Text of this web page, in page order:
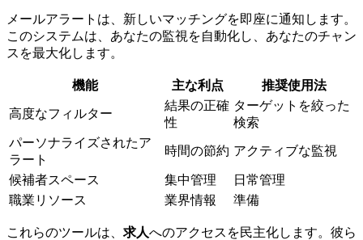
メールアラートは、新しいマッチングを即座に通知します。
このシステムは、あなたの監視を自動化し、あなたのチャン
スを最大化します。
機能 主な利点 推奨使用法
高度なフィルター
結果の正確
性
ターゲットを絞った
検索
パーソナライズされたア
ラート
時間の節約 アクティブな監視
候補者スペース 集中管理
日常管理
職業リソース
業界情報 準備
これらのツールは、 求人へのアクセスを民主化します。彼ら